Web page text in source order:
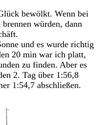
bewölkt. Wenn bei
würden, dann
und es wurde richtig
20 min war ich platt,
zu finden. Aber es
2. Tag über 1:56,8
1:54,7 abschließen.